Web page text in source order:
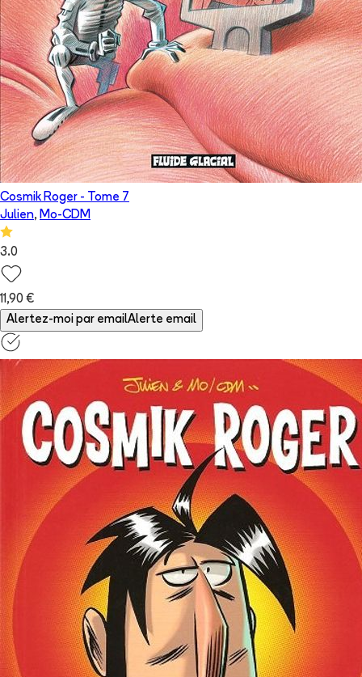
Cosmik Roger - Tome 7
Julien, Mo-CDM
3.0
11,90 €
Alertez-moi par emailAlerte email